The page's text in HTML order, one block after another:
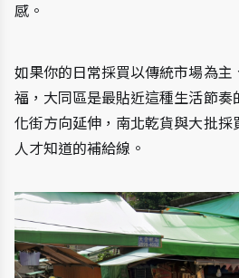
感。
如果你的日常採買以傳統市場為主
福，大同區是最貼近這種生活節奏
化街方向延伸，南北乾貨與大批採
人才知道的補給線。